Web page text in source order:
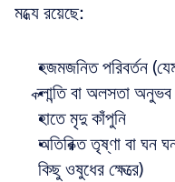
মধ্যে রয়েছে:
হজমজনিত পরিবর্তন
ক্লান্তি বা অলসতা
হাতে মৃদু কাঁপুনি
অতিরিক্ত তৃষ্ণা বা ঘন
কিছু ওষুধের ক্ষেত্রে)